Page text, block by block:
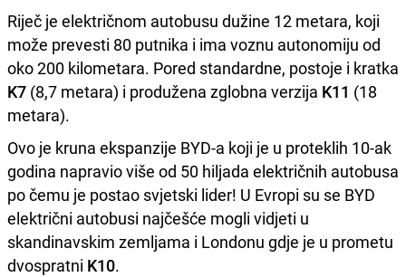
Riječ je električnom autobusu dužine 12 metara, koji
može prevesti 80 putnika i ima voznu autonomiju od
oko 200 kilometara. Pored standardne, postoje i kratka
K7 (8,7 metara) i produžena zglobna verzija K11 (18
metara).
Ovo je kruna ekspanzije BYD-a koji je u proteklih 10-ak
godina napravio više od 50 hiljada električnih autobusa
po čemu je postao svjetski lider! U Evropi su se BYD
električni autobusi najčešće mogli vidjeti u
skandinavskim zemljama i Londonu gdje je u prometu
dvospratni K10.